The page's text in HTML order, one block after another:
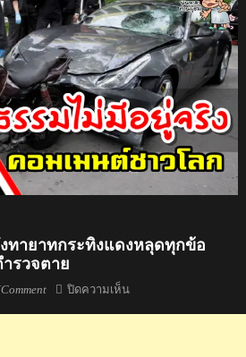
ทายาทกระทิงแดงหลุดทุกข้อ
รวจตาย
ปิดความเห็นบน